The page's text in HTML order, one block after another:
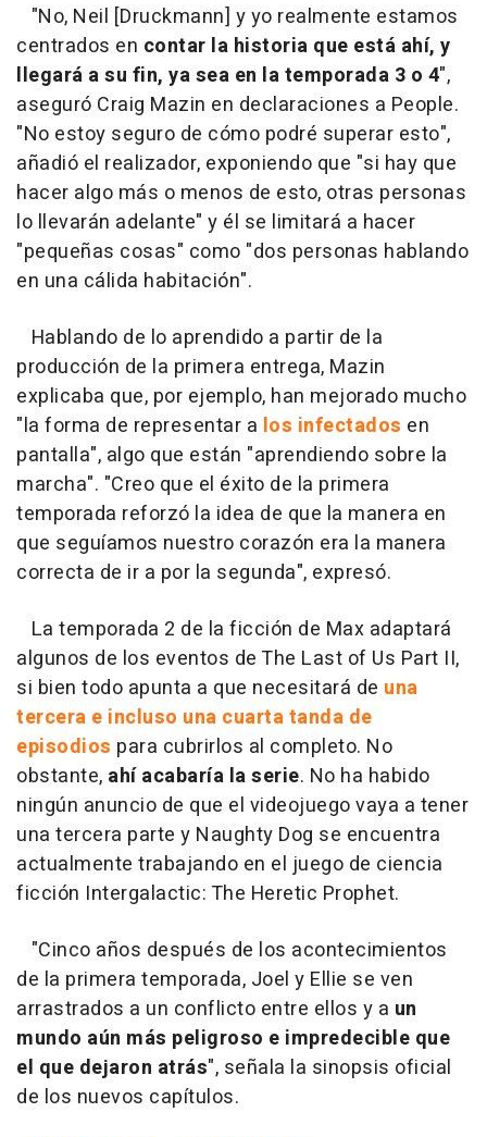
"No, Neil [Druckmann] y yo realmente estamos
centrados en contar la historia que está ahí, y
llegará a su fin, ya sea en la temporada 3 o 4",
aseguró Craig Mazin en declaraciones a People.
"No estoy seguro de cómo podré superar esto",
añadió el realizador, exponiendo que "si hay que
hacer algo más o menos de esto, otras personas
lo llevarán adelante" y él se limitará a hacer
"pequeñas cosas" como "dos personas hablando
en una cálida habitación".
Hablando de lo aprendido a partir de la
producción de la primera entrega, Mazin
explicaba que, por ejemplo, han mejorado mucho
"la forma de representar a los infectados en
pantalla", algo que están "aprendiendo sobre la
marcha". "Creo que el éxito de la primera
temporada reforzó la idea de que la manera en
que seguíamos nuestro corazón era la manera
correcta de ir a por la segunda", expresó.
La temporada 2 de la ficción de Max adaptará
algunos de los eventos de The Last of Us Part II,
si bien todo apunta a que necesitará de una
tercera e incluso una cuarta tanda de
episodios para cubrirlos al completo. No
obstante, ahí acabaría la serie. No ha habido
ningún anuncio de que el videojuego vaya a tener
una tercera parte y Naughty Dog se encuentra
actualmente trabajando en el juego de ciencia
ficción Intergalactic: The Heretic Prophet.
"Cinco años después de los acontecimientos
de la primera temporada, Joel y Ellie se ven
arrastrados a un conflicto entre ellos y a un
mundo aún más peligroso e impredecible que
el que dejaron atrás", señala la sinopsis oficial
de los nuevos capítulos.